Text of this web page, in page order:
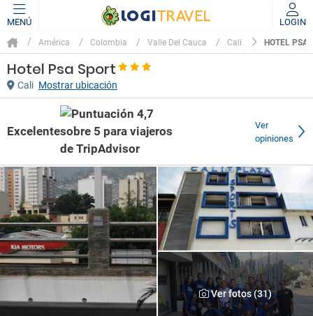
MENÚ LOGIN
América Colombia Valle Del Cauca Cali HOTEL PSA
Hotel Psa Sport
Cali Mostrar ubicación
Excelente
Ver
opiniones
Ver fotos (31)